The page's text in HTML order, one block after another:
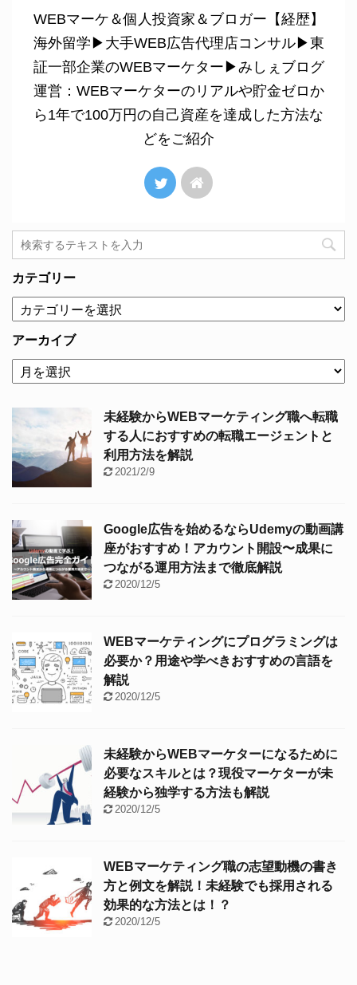
WEBマーケ＆個人投資家＆ブロガー【経歴】
海外留学▶︎大手WEB広告代理店コンサル▶︎東
証一部企業のWEBマーケター▶︎みしぇブログ
運営：WEBマーケターのリアルや貯金ゼロか
ら1年で100万円の自己資産を達成した方法な
どをご紹介
カテゴリー
アーカイブ
未経験からWEBマーケティング職へ転職
する人におすすめの転職エージェントと
利用方法を解説
2021/2/9
Google広告を始めるならUdemyの動画講
座がおすすめ！アカウント開設〜成果に
つながる運用方法まで徹底解説
2020/12/5
WEBマーケティングにプログラミングは
必要か？用途や学べきおすすめの言語を
解説
2020/12/5
未経験からWEBマーケターになるために
必要なスキルとは？現役マーケターが未
経験から独学する方法も解説
2020/12/5
WEBマーケティング職の志望動機の書き
方と例文を解説！未経験でも採用される
効果的な方法とは！？
2020/12/5